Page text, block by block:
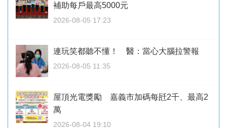
補助每戶最高5000元
2026-08-05 17:23
連玩笑都聽不懂！ 醫：當心大腦拉警報
2026-08-05 11:35
屋頂光電獎勵 嘉義市加碼每瓩2千、最高2
萬
2026-08-04 19:10